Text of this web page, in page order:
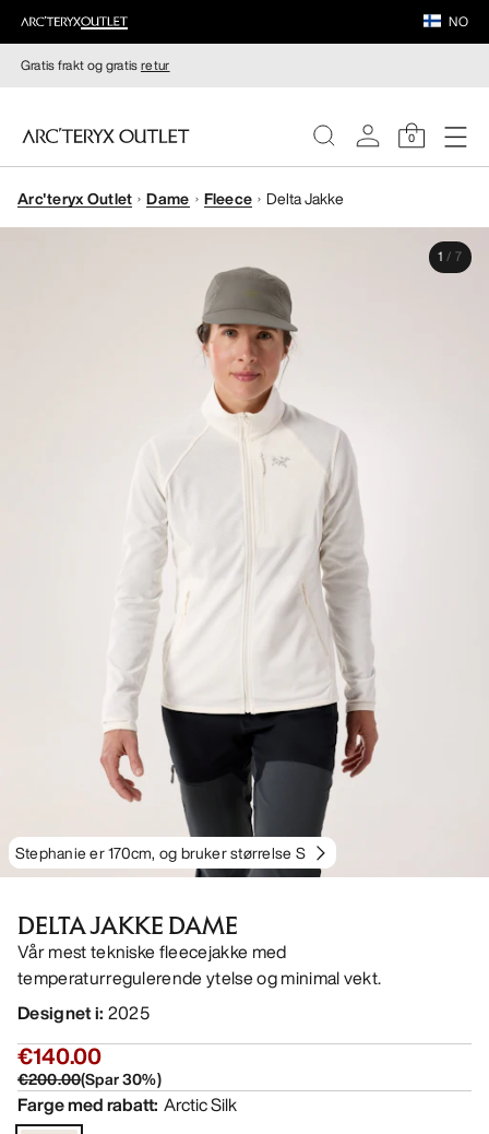
NO
Gratis frakt og gratisretur
0
DAMER
Arc'teryx Outlet Dame Fleece Delta Jakke
Stephanie er 170cm, og bruker størrelse S
1 / 7
DELTA JAKKE DAME
Vår mest tekniske fleecejakke med
temperaturregulerende ytelse og minimal vekt.
Designet i: 2025
€140.00
€200.00(Spar30%)
Farge med rabatt: Arctic Silk